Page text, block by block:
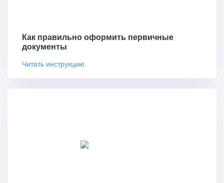
Как правильно оформить первичные
документы
Читать инструкцию